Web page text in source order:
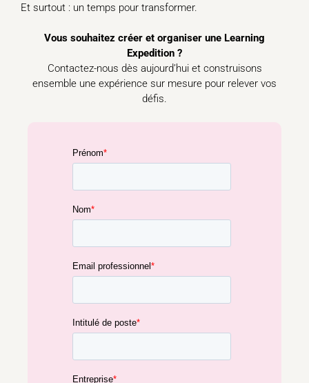
Et surtout : un temps pour transformer.
Vous souhaitez créer et organiser une Learning
Expedition ?
Contactez-nous dès aujourd’hui et construisons
ensemble une expérience sur mesure pour relever vos
défis.